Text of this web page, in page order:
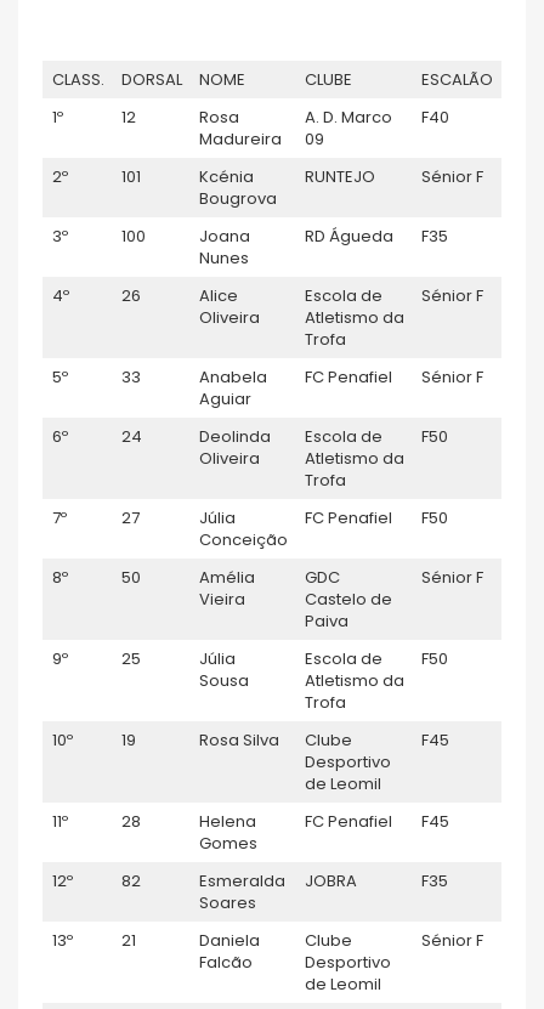
CLASS. DORSAL NOME CLUBE ESCALÃO
1º
12
Rosa
Madureira
A. D. Marco
09
F40
2º 101
Kcénia
Bougrova
RUNTEJO Sénior F
3º 100
Joana
Nunes
RD Águeda F35
4º 26
Alice
Oliveira
Escola de
Atletismo da
Trofa
Sénior F
5º 33
Anabela
Aguiar
FC Penafiel Sénior F
6º 24
Deolinda
Oliveira
Escola de
Atletismo da
Trofa
F50
7º 27
Júlia
Conceição
FC Penafiel F50
8º 50
Amélia
Vieira
GDC
Castelo de
Paiva
Sénior F
9º 25
Júlia
Sousa
Escola de
Atletismo da
Trofa
F50
10º 19 Rosa Silva
Clube
Desportivo
de Leomil
F45
11º 28
Helena
Gomes
FC Penafiel F45
12º 82
Esmeralda
Soares
JOBRA F35
13º 21
Daniela
Falcão
Clube
Desportivo
de Leomil
Sénior F